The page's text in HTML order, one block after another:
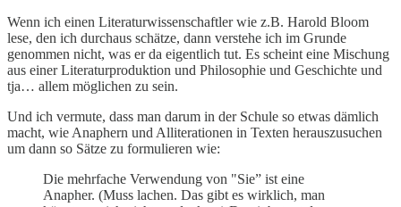
Wenn ich einen Literaturwissenschaftler wie z.B. Harold Bloom
lese, den ich durchaus schätze, dann verstehe ich im Grunde
genommen nicht, was er da eigentlich tut. Es scheint eine Mischung
aus einer Literaturproduktion und Philosophie und Geschichte und
tja… allem möglichen zu sein.
Und ich vermute, dass man darum in der Schule so etwas dämlich
macht, wie Anaphern und Alliterationen in Texten herauszusuchen
um dann so Sätze zu formulieren wie:
Die mehrfache Verwendung von "Sie” ist eine
Anapher. (Muss lachen. Das gibt es wirklich, man